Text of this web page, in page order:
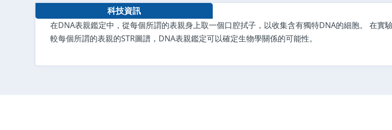
科技資訊
在DNA表親鑑定中，從每個所謂的表親身上取一個口腔拭子，以收集含有獨特DNA的細胞。 在實
較每個所謂的表親的STR圖譜，DNA表親鑑定可以確定生物學關係的可能性。